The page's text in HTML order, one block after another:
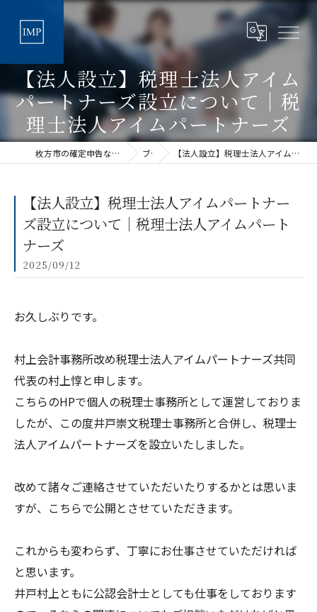
【法人設立】税理士法人アイム
パートナーズ設立について｜税
理士法人アイムパートナーズ
枚方市の確定申告なら丁寧な税理士法人アイムパートナーズ ブログ 【法人設立】税理士法人アイムパートナーズ設立について｜税理士法人アイムパートナーズ
【法人設立】税理士法人アイムパートナー
ズ設立について｜税理士法人アイムパート
ナーズ
2025/09/12
お久しぶりです。
村上会計事務所改め税理士法人アイムパートナーズ共同
代表の村上惇と申します。
こちらのHPで個人の税理士事務所として運営しておりま
したが、この度井戸崇文税理士事務所と合併し、税理士
法人アイムパートナーズを設立いたしました。
改めて諸々ご連絡させていただいたりするかとは思いま
すが、こちらで公開とさせていただきます。
これからも変わらず、丁寧にお仕事させていただければ
と思います。
井戸村上ともに公認会計士としても仕事をしております